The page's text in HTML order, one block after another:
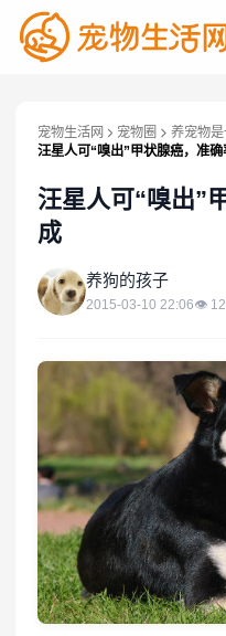
宠物生活网 宠物圈
养宠物
汪星人可“嗅出”甲状腺癌，准
汪星人可“嗅出”
成
养 养狗的孩子
2015-03-10 22:06👁